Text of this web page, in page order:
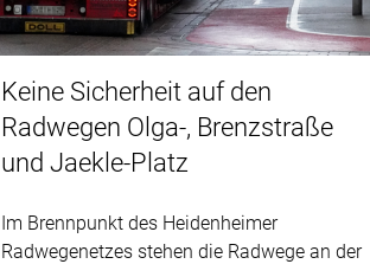
Keine Sicherheit auf den
Radwegen Olga-, Brenzstraße
und Jaekle-Platz
Im Brennpunkt des Heidenheimer
Radwegenetzes stehen die Radwege an der